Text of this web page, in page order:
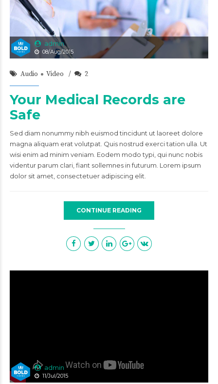
admin
08/Aug/2015
Audio Video 2
Your Medical Records are
Safe
Sed diam nonummy nibh euismod tincidunt ut laoreet dolore
magna aliquam erat volutpat. Quis nostrud exerci tation ulla. Ut
wisi enim ad minim veniam. Eodem modo typi, qui nunc nobis
videntur parum clari, fiant sollemnes in futurum. Lorem ipsum
dolor sit amet, consectetuer adipiscing elit.
CONTINUE READING
admin
11/Jul/2015